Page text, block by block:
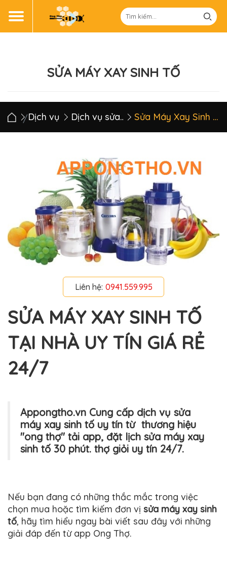
SỬA MÁY XAY SINH TỐ
Dịch vụ Dịch vụ sửa chữa điện gia dụng Sửa Máy Xay Sinh Tố
Liên hệ: 0941.559.995
SỬA MÁY XAY SINH TỐ
TẠI NHÀ UY TÍN GIÁ RẺ
24/7
Appongtho.vn Cung cấp dịch vụ sửa
máy xay sinh tố uy tín từ thương hiệu
"ong thợ" tải app, đặt lịch sửa máy xay
sinh tố 30 phút. thợ giỏi uy tín 24/7.
Nếu bạn đang có những thắc mắc trong việc
chọn mua hoặc tìm kiếm đơn vị sửa máy xay sinh
tố, hãy tìm hiểu ngay bài viết sau đây với những
giải đáp đến từ app Ong Thợ.